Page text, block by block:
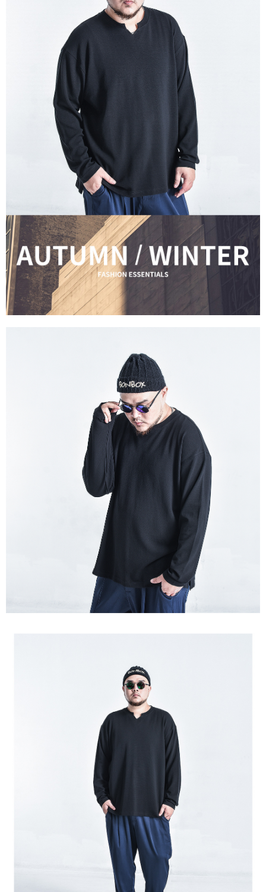
４．使用「AFTEE先享後付」時，將依據個別帳號之用戶狀況，依本公司即
時審查核予不同之上限額度；若仍有額度不足之情形，本公司將視審查結果
請求用戶進行身份認證。
５．嚴禁一人註冊多個帳號或使用他人資訊註冊。若發現惡意使用之情形，
恩沛科技股份有限公司將有權停止該用戶之使用額度並採取法律行動。